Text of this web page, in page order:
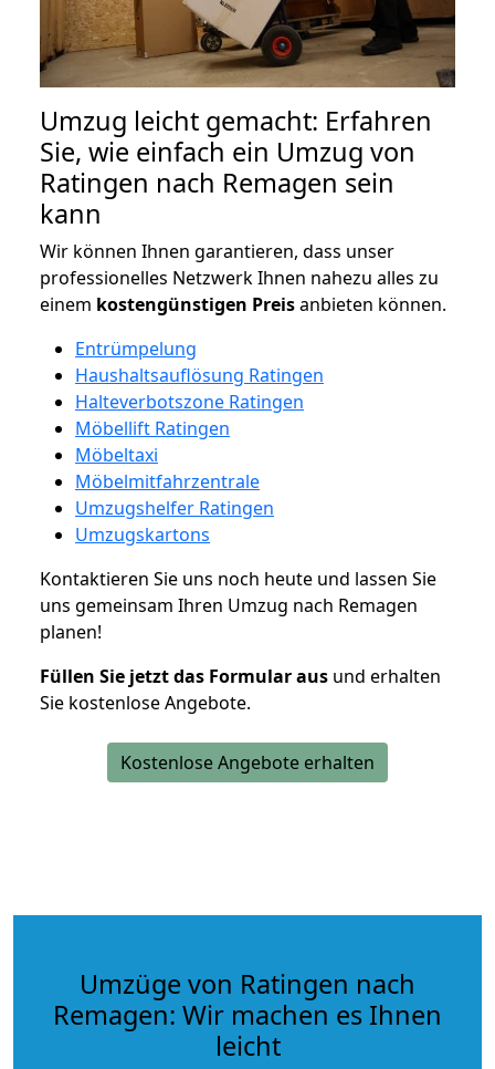
Umzug leicht gemacht: Erfahren
Sie, wie einfach ein Umzug von
Ratingen nach Remagen sein
kann
Wir können Ihnen garantieren, dass unser
professionelles Netzwerk Ihnen nahezu alles zu
einem kostengünstigen Preisanbieten können.
Entrümpelung
Haushaltsauflösung Ratingen
Halteverbotszone Ratingen
Möbellift Ratingen
Möbeltaxi
Möbelmitfahrzentrale
Umzugshelfer Ratingen
Umzugskartons
Kontaktieren Sie uns noch heute und lassen Sie
uns gemeinsam Ihren Umzug nach Remagen
planen!
Füllen Sie jetzt das Formular aus und erhalten
Sie kostenlose Angebote.
Kostenlose Angebote erhalten
Umzüge von Ratingen nach
Remagen: Wir machen es Ihnen
leicht